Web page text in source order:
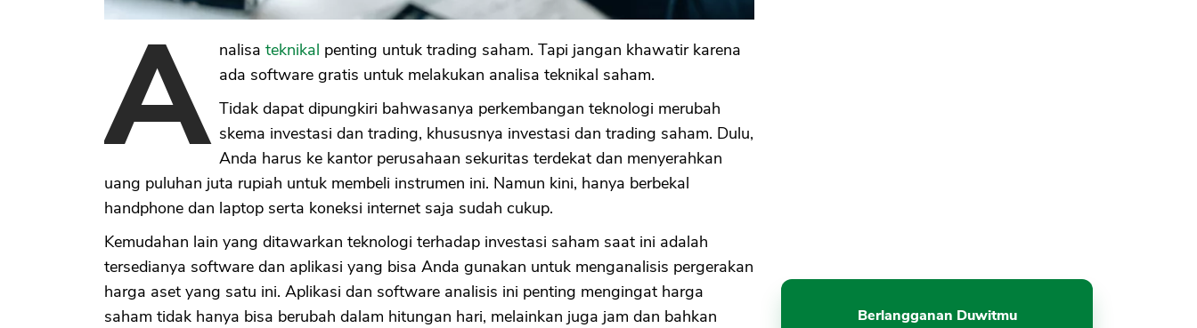
A nalisa teknikal penting untuk trading saham. Tapi jangan khawatir karena
ada software gratis untuk melakukan analisa teknikal saham.
Tidak dapat dipungkiri bahwasanya perkembangan teknologi merubah
skema investasi dan trading, khususnya investasi dan trading saham. Dulu,
Anda harus ke kantor perusahaan sekuritas terdekat dan menyerahkan
uang puluhan juta rupiah untuk membeli instrumen ini. Namun kini, hanya berbekal
handphone dan laptop serta koneksi internet saja sudah cukup.
Kemudahan lain yang ditawarkan teknologi terhadap investasi saham saat ini adalah
tersedianya software dan aplikasi yang bisa Anda gunakan untuk menganalisis pergerakan
harga aset yang satu ini. Aplikasi dan software analisis ini penting mengingat harga
saham tidak hanya bisa berubah dalam hitungan hari, melainkan juga jam dan bahkan
Berlangganan Duwitmu